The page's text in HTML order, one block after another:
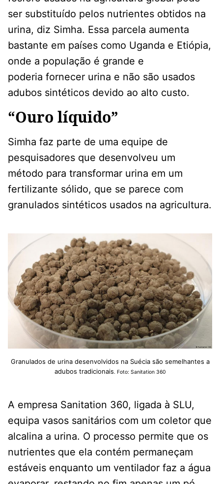
ser substituído pelos nutrientes obtidos na
urina, diz Simha. Essa parcela aumenta
bastante em países como Uganda e Etiópia,
onde a população é grande e
poderia fornecer urina e não são usados
adubos sintéticos devido ao alto custo.
“Ouro líquido”
Simha faz parte de uma equipe de
pesquisadores que desenvolveu um
método para transformar urina em um
fertilizante sólido, que se parece com
granulados sintéticos usados na agricultura.
Granulados de urina desenvolvidos na Suécia são semelhantes a
adubos tradicionais. Foto: Sanitation 360
A empresa Sanitation 360, ligada à SLU,
equipa vasos sanitários com um coletor que
alcalina a urina. O processo permite que os
nutrientes que ela contém permaneçam
estáveis enquanto um ventilador faz a água